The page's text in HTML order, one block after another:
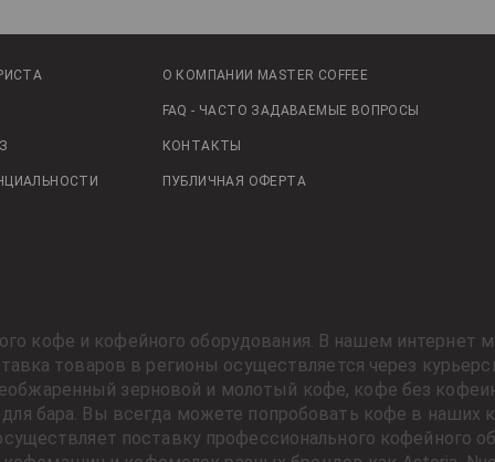
О КОМПАНИИ MASTER COFFEE
FAQ - ЧАСТО ЗАДАВАЕМЫЕ ВОПРОСЫ
КОНТАКТЫ
ПУБЛИЧНАЯ ОФЕРТА
кофе и кофейного оборудования. В нашем
товаров в регионы осуществляется через
зерновой и молотый кофе, кофе без
бара. Вы всегда можете попробовать кофе в наших
поставку профессионального кофейного